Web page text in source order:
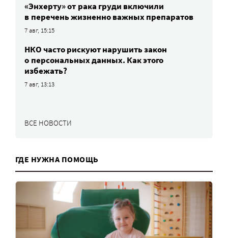
«Энхерту» от рака груди включили
в перечень жизненно важных препаратов
7 авг, 15:15
НКО часто рискуют нарушить закон
о персональных данных. Как этого
избежать?
7 авг, 13:13
ВСЕ НОВОСТИ
ГДЕ НУЖНА ПОМОЩЬ